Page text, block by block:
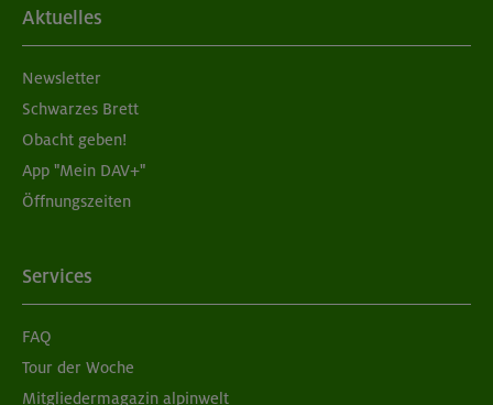
Aktuelles
Newsletter
Schwarzes Brett
Obacht geben!
App "Mein DAV+"
Öffnungszeiten
Services
FAQ
Tour der Woche
Mitgliedermagazin alpinwelt